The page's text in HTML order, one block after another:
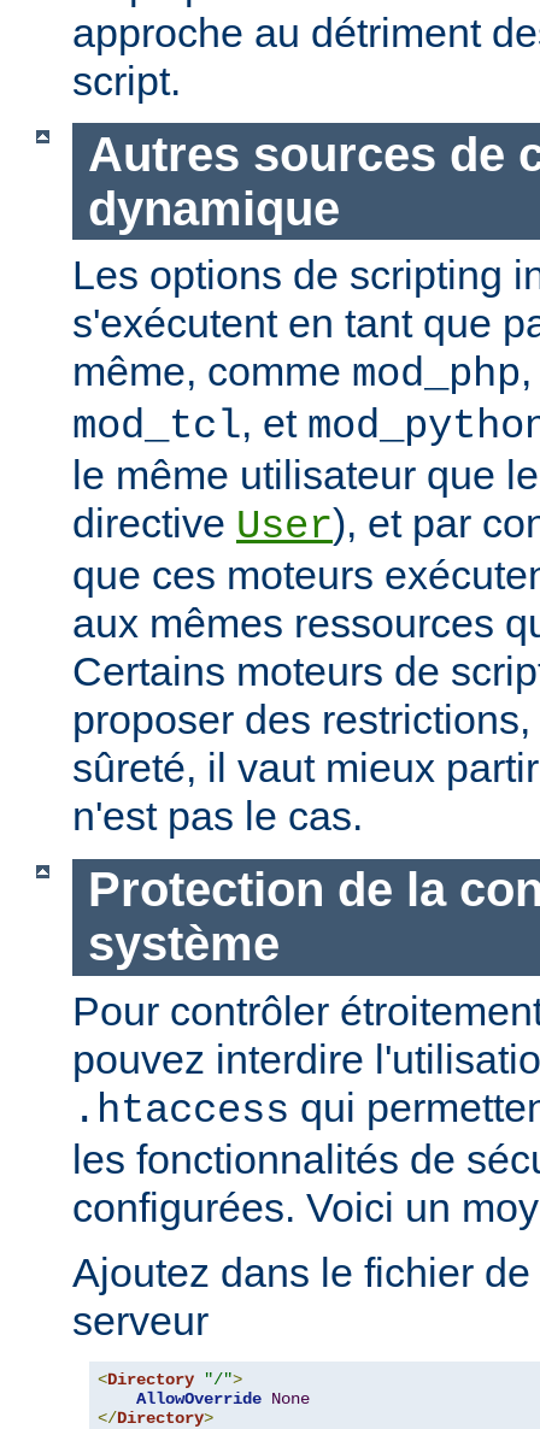
approche au détriment
script.
Autres sources de
dynamique
Les options de scripting
s'exécutent en tant que
même, comme mod_php
mod_tcl, et
le même utilisateur que
directive User), et par
que ces moteurs
aux mêmes ressources
Certains moteurs de
proposer des
sûreté, il vaut mieux
n'est pas le cas.
Protection de la
système
Pour contrôler
pouvez interdire
.htaccess qui
les fonctionnalités de
configurées. Voici un
Ajoutez dans le fichier
serveur
<Directory "/">
AllowOverride None
</Directory>